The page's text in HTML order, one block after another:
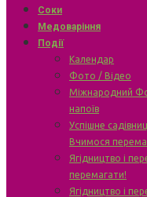
Соки
Медоваріння
Події
Календар
Фото / Відео
Міжнародний
напоїв
Успішне
Вчимося
Ягідництво і
перемагати!
Ягідництво і